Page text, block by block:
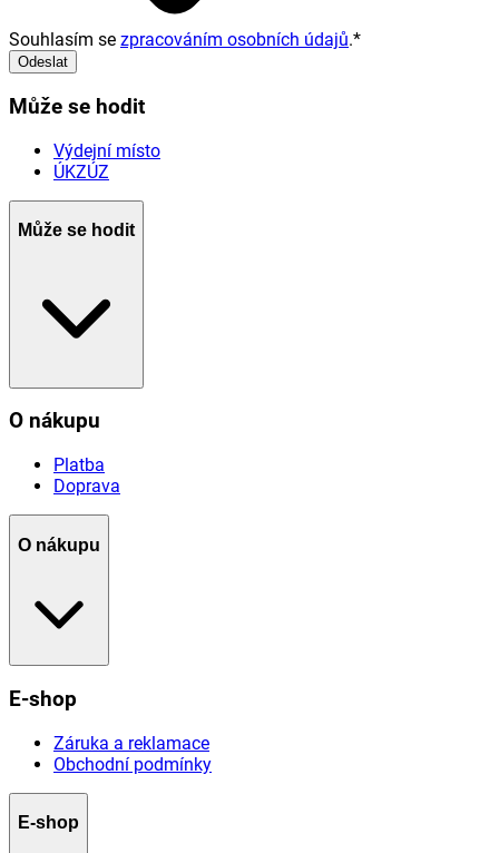
Souhlasím se zpracováním osobních údajů.*
Odeslat
Může se hodit
Výdejní místo
ÚKZÚZ
Může se hodit
O nákupu
Platba
Doprava
O nákupu
E-shop
Záruka a reklamace
Obchodní podmínky
E-shop